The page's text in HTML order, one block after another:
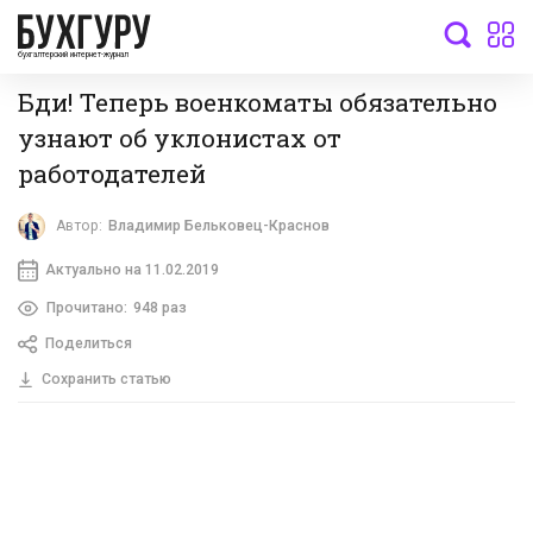
бухгалтерский интернет-журнал
Бди! Теперь военкоматы обязательно
узнают об уклонистах от
работодателей
Автор: Владимир Бельковец-Краснов
Актуально на 11.02.2019
Прочитано: 948 раз
Поделиться
Сохранить статью